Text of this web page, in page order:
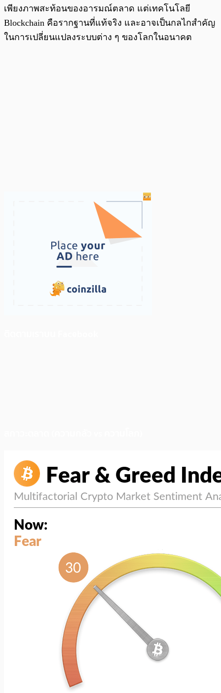
เพียงภาพสะท้อนของอารมณ์ตลาด แต่เทคโนโลยี
Blockchain คือรากฐานที่แท้จริง และอาจเป็นกลไกสำคัญ
ในการเปลี่ยนแปลงระบบต่าง ๆ ของโลกในอนาคต